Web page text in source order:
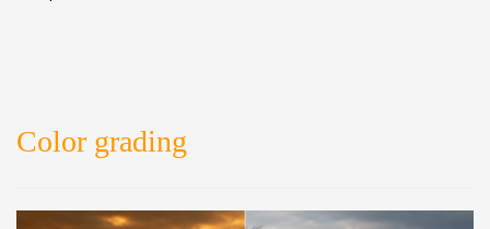
Color grading